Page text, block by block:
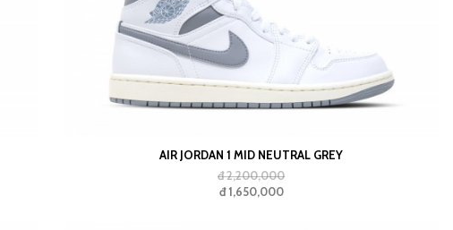
AIR JORDAN 1 MID NEUTRAL GREY
đ 2,200,000
đ 1,650,000